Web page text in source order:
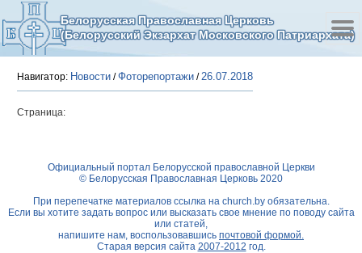
Белорусская Православная Церковь
(Белорусский Экзархат Московского Патриархата)
Навигатор: Новости /Фоторепортажи /26.07.2018
Страница:
Официальный портал Белорусской православной Церкви
© Белорусская Православная Церковь 2020
При перепечатке материалов ссылка на church.byобязательна.
Если вы хотите задать вопрос или высказать свое мнение по поводу сайта
или статей,
напишите нам, воспользовавшись почтовой формой.
Старая версия сайта 2007-2012 год.